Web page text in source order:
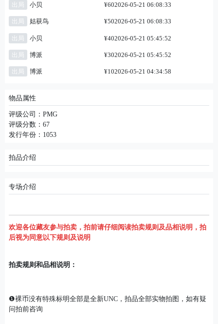
出局 小贝 ¥602026-05-21 06:08:33
出局 姑获鸟 ¥502026-05-21 06:08:33
出局 小贝 ¥402026-05-21 05:45:52
出局 博派 ¥302026-05-21 05:45:52
出局 博派 ¥102026-05-21 04:34:58
物品属性
评级公司：PMG
评级分数：67
发行年份：1053
拍品介绍
专场介绍
欢迎各位藏友参与拍卖，拍前请仔细阅读拍卖规则及品相说明，拍
后视为同意以下规则及说明
拍卖规则和品相说明：
❶裸币没有特殊标明全部是全新UNC，拍品全部实物拍图，如有疑
问拍前咨询